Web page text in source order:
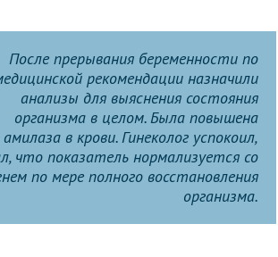
После прерывания беременности по
рекомендации назначили
анализы для выяснения состояния
организма в целом. Была повышена
амилаза в крови. Гинеколог успокоил,
что показатель нормализуется со
по мере полного восстановления
организма.